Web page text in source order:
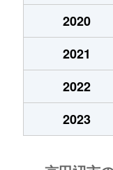
2020
2021
2022
2023